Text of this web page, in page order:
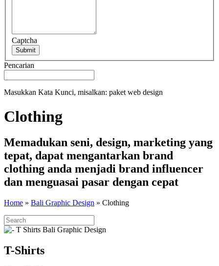
Captcha
Submit
Pencarian
Masukkan Kata Kunci, misalkan: paket web design
Clothing
Memadukan seni, design, marketing yang
tepat, dapat mengantarkan brand
clothing anda menjadi brand influencer
dan menguasai pasar dengan cepat
Home » Bali Graphic Design » Clothing
T-Shirts